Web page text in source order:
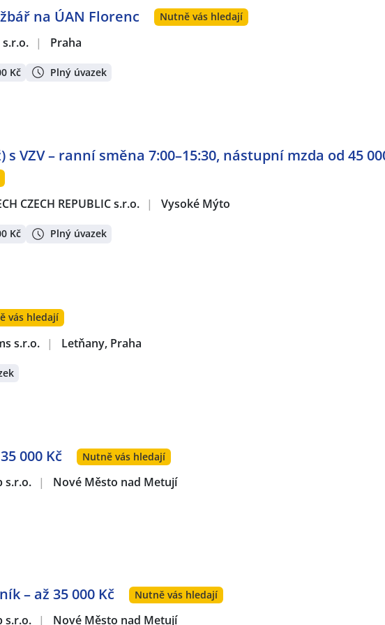
na ÚAN Florenc Nutně vás hledají
| Praha
Kč Plný úvazek
s VZV – ranní směna 7:00–15:30, nástupní mzda od 45
CZECH REPUBLIC s.r.o. | Vysoké Mýto
Kč Plný úvazek
vás hledají
s.r.o. | Letňany, Praha
000 Kč Nutně vás hledají
s.r.o. | Nové Město nad Metují
– až 35 000 Kč Nutně vás hledají
s.r.o. | Nové Město nad Metují